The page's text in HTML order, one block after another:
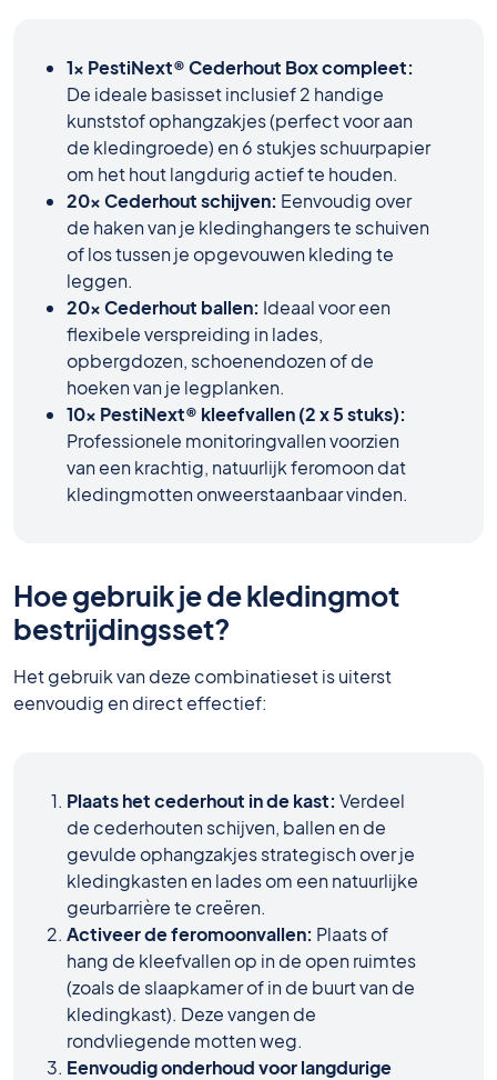
1x PestiNext® Cederhout Box compleet:
De ideale basisset inclusief 2 handige
kunststof ophangzakjes (perfect voor aan
de kledingroede) en 6 stukjes schuurpapier
om het hout langdurig actief te houden.
20x Cederhout schijven: Eenvoudig over
de haken van je kledinghangers te schuiven
of los tussen je opgevouwen kleding te
leggen.
20x Cederhout ballen: Ideaal voor een
flexibele verspreiding in lades,
opbergdozen, schoenendozen of de
hoeken van je legplanken.
10x PestiNext® kleefvallen (2 x 5 stuks):
Professionele monitoringvallen voorzien
van een krachtig, natuurlijk feromoon dat
kledingmotten onweerstaanbaar vinden.
Hoe gebruik je de kledingmot
bestrijdingsset?
Het gebruik van deze combinatieset is uiterst
eenvoudig en direct effectief:
Plaats het cederhout in de kast: Verdeel
de cederhouten schijven, ballen en de
gevulde ophangzakjes strategisch over je
kledingkasten en lades om een natuurlijke
geurbarrière te creëren.
Activeer de feromoonvallen: Plaats of
hang de kleefvallen op in de open ruimtes
(zoals de slaapkamer of in de buurt van de
kledingkast). Deze vangen de
rondvliegende motten weg.
Eenvoudig onderhoud voor langdurige